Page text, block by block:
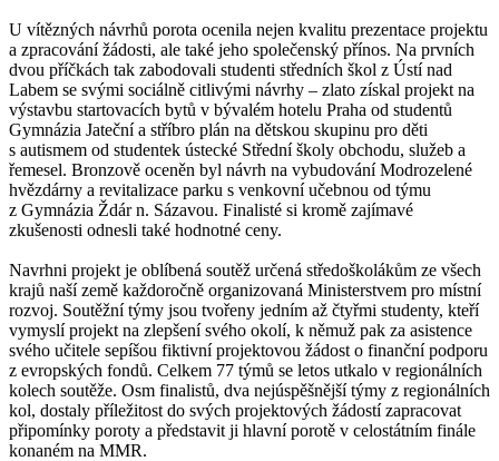
U vítězných návrhů porota ocenila nejen kvalitu prezentace projektu
a zpracování žádosti, ale také jeho společenský přínos. Na prvních
dvou příčkách tak zabodovali studenti středních škol z Ústí nad
Labem se svými sociálně citlivými návrhy – zlato získal projekt na
výstavbu startovacích bytů v bývalém hotelu Praha od studentů
Gymnázia Jateční a stříbro plán na dětskou skupinu pro děti
s autismem od studentek ústecké Střední školy obchodu, služeb a
řemesel. Bronzově oceněn byl návrh na vybudování Modrozelené
hvězdárny a revitalizace parku s venkovní učebnou od týmu
z Gymnázia Ždár n. Sázavou. Finalisté si kromě zajímavé
zkušenosti odnesli také hodnotné ceny.
Navrhni projekt je oblíbená soutěž určená středoškolákům ze všech
krajů naší země každoročně organizovaná Ministerstvem pro místní
rozvoj. Soutěžní týmy jsou tvořeny jedním až čtyřmi studenty, kteří
vymyslí projekt na zlepšení svého okolí, k němuž pak za asistence
svého učitele sepíšou fiktivní projektovou žádost o finanční podporu
z evropských fondů. Celkem 77 týmů se letos utkalo v regionálních
kolech soutěže. Osm finalistů, dva nejúspěšnější týmy z regionálních
kol, dostaly příležitost do svých projektových žádostí zapracovat
připomínky poroty a představit ji hlavní porotě v celostátním finále
konaném na MMR.